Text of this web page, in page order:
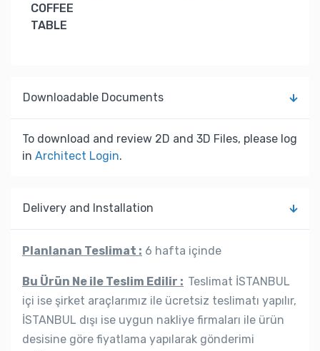
COFFEE
TABLE
Downloadable Documents
To download and review 2D and 3D Files, please log
in Architect Login.
Delivery and Installation
Planlanan Teslimat : 6 hafta içinde
Bu Ürün Ne ile Teslim Edilir : Teslimat İSTANBUL
içi ise şirket araçlarımız ile ücretsiz teslimatı yapılır,
İSTANBUL dışı ise uygun nakliye firmaları ile ürün
desisine göre fiyatlama yapılarak gönderimi